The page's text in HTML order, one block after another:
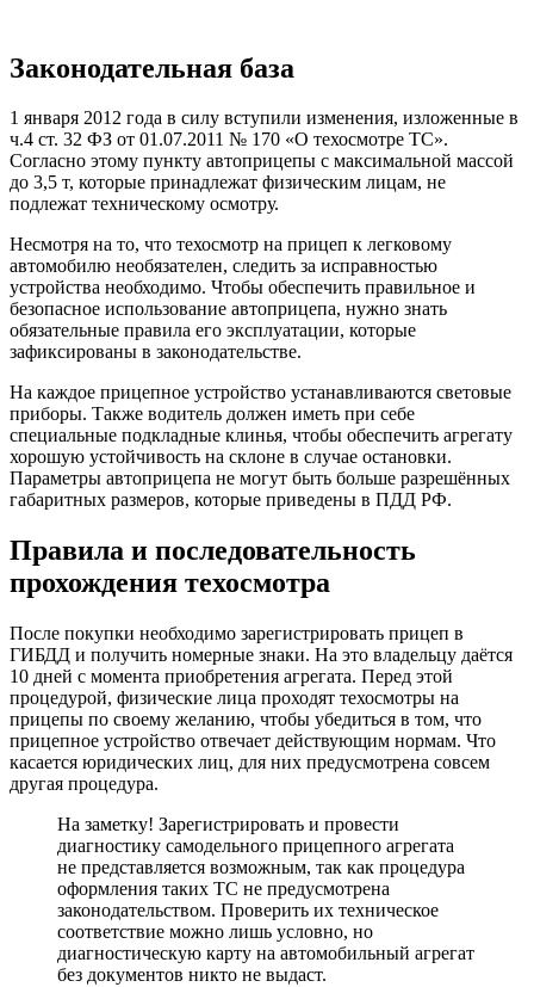
Законодательная база
1 января 2012 года в силу вступили изменения, изложенные в
ч.4 ст. 32 ФЗ от 01.07.2011 № 170 «О техосмотре ТС».
Согласно этому пункту автоприцепы с максимальной массой
до 3,5 т, которые принадлежат физическим лицам, не
подлежат техническому осмотру.
Несмотря на то, что техосмотр на прицеп к легковому
автомобилю необязателен, следить за исправностью
устройства необходимо. Чтобы обеспечить правильное и
безопасное использование автоприцепа, нужно знать
обязательные правила его эксплуатации, которые
зафиксированы в законодательстве.
На каждое прицепное устройство устанавливаются световые
приборы. Также водитель должен иметь при себе
специальные подкладные клинья, чтобы обеспечить агрегату
хорошую устойчивость на склоне в случае остановки.
Параметры автоприцепа не могут быть больше разрешённых
габаритных размеров, которые приведены в ПДД РФ.
Правила и последовательность
прохождения техосмотра
После покупки необходимо зарегистрировать прицеп в
ГИБДД и получить номерные знаки. На это владельцу даётся
10 дней с момента приобретения агрегата. Перед этой
процедурой, физические лица проходят техосмотры на
прицепы по своему желанию, чтобы убедиться в том, что
прицепное устройство отвечает действующим нормам. Что
касается юридических лиц, для них предусмотрена совсем
другая процедура.
На заметку! Зарегистрировать и провести
диагностику самодельного прицепного агрегата
не представляется возможным, так как процедура
оформления таких ТС не предусмотрена
законодательством. Проверить их техническое
соответствие можно лишь условно, но
диагностическую карту на автомобильный агрегат
без документов никто не выдаст.